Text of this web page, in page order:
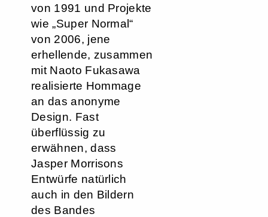
von 1991 und Projekte
wie „Super Normal“
von 2006, jene
erhellende, zusammen
mit Naoto Fukasawa
realisierte Hommage
an das anonyme
Design. Fast
überflüssig zu
erwähnen, dass
Jasper Morrisons
Entwürfe natürlich
auch in den Bildern
des Bandes